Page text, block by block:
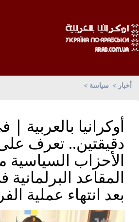
أخبار سياسة
أوكرانيا بالعربية |
دقيقتين.. تعرف
الأحزاب السياسية
المقاعد البرلمانية
بعد انتهاء عملية